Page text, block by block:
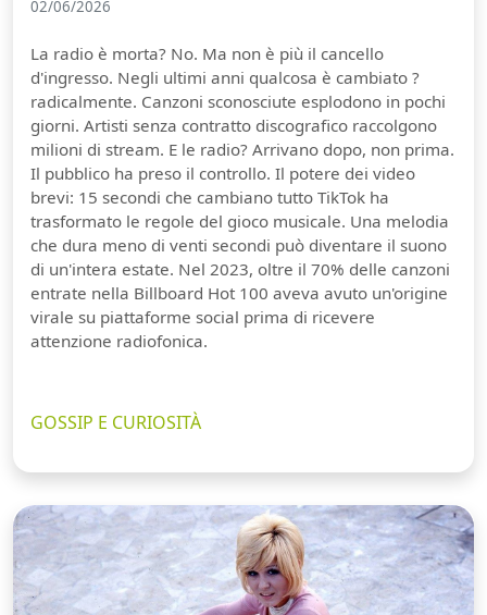
02/06/2026
La radio è morta? No. Ma non è più il cancello
d'ingresso. Negli ultimi anni qualcosa è cambiato ?
radicalmente. Canzoni sconosciute esplodono in pochi
giorni. Artisti senza contratto discografico raccolgono
milioni di stream. E le radio? Arrivano dopo, non prima.
Il pubblico ha preso il controllo. Il potere dei video
brevi: 15 secondi che cambiano tutto TikTok ha
trasformato le regole del gioco musicale. Una melodia
che dura meno di venti secondi può diventare il suono
di un'intera estate. Nel 2023, oltre il 70% delle canzoni
entrate nella Billboard Hot 100 aveva avuto un'origine
virale su piattaforme social prima di ricevere
attenzione radiofonica.
GOSSIP E CURIOSITÀ